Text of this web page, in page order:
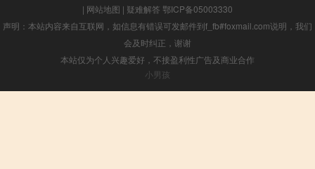
| 网站地图 | 疑难解答 鄂ICP备05003330
声明：本站内容来自互联网，如信息有错误可发邮件到f_fb#foxmail.com说明，我们
会及时纠正，谢谢
本站仅为个人兴趣爱好，不接盈利性广告及商业合作
小男孩